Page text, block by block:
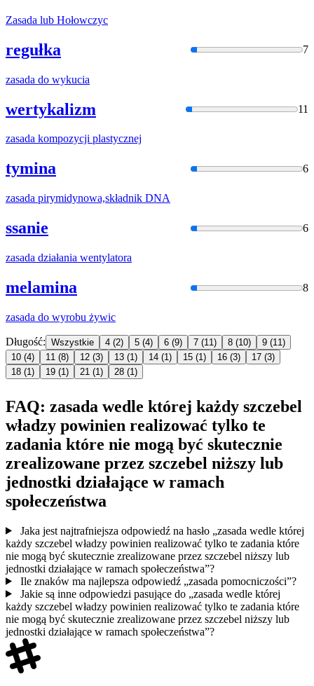
Zasada lub Hołowczyc
regułka 7
zasada do wykucia
wertykalizm 11
zasada kompozycji plastycznej
tymina 6
zasada pirymidynowa,składnik DNA
ssanie 6
zasada działania wentylatora
melamina 8
zasada do wyrobu żywic
Długość: Wszystkie 4 (2) 5 (4) 6 (9) 7 (11) 8 (10) 9 (11)
10 (4) 11 (8) 12 (3) 13 (1) 14 (1) 15 (1) 16 (3) 17 (3)
18 (1) 19 (1) 21 (1) 28 (1)
FAQ: zasada wedle której każdy szczebel
władzy powinien realizować tylko te
zadania które nie mogą być skutecznie
zrealizowane przez szczebel niższy lub
jednostki działające w ramach
społeczeństwa
Jaka jest najtrafniejsza odpowiedź na hasło „zasada wedle której
każdy szczebel władzy powinien realizować tylko te zadania które
nie mogą być skutecznie zrealizowane przez szczebel niższy lub
jednostki działające w ramach społeczeństwa”?
Ile znaków ma najlepsza odpowiedź „zasada pomocniczości”?
Jakie są inne odpowiedzi pasujące do „zasada wedle której
każdy szczebel władzy powinien realizować tylko te zadania które
nie mogą być skutecznie zrealizowane przez szczebel niższy lub
jednostki działające w ramach społeczeństwa”?